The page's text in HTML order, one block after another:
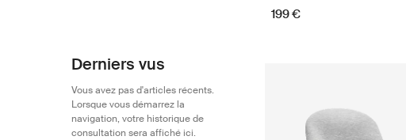
Derniers vus
Vous avez pas d'articles récents.
Lorsque vous démarrez la
navigation, votre historique de
consultation sera affiché ici.
199 €